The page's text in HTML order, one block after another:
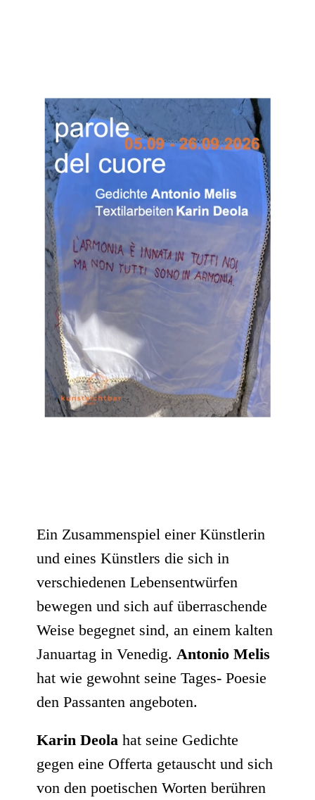
Ein Zusammenspiel einer Künstlerin
und eines Künstlers die sich in
verschiedenen Lebensentwürfen
bewegen und sich auf überraschende
Weise begegnet sind, an einem kalten
Januartag in Venedig.Antonio Melis
hat wie gewohnt seine Tages- Poesie
den Passanten angeboten.
Karin Deolahat seine Gedichte
gegen eine Offerta getauscht und sich
von den poetischen Worten berühren